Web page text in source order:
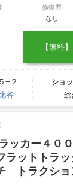
修復歴
なし
【無料
−２
谷
ショ
総
ッカー４０
ラットトラ
トラクショ